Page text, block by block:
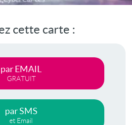
vidéo
cette carte :
par EMAIL
GRATUIT
par SMS
et Email